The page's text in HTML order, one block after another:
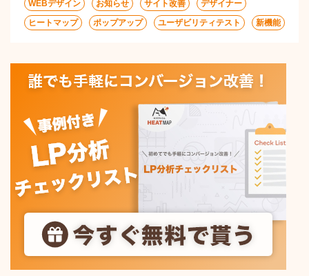
WEBデザイン
お知らせ サイト改善
デザイナー
ヒートマップ
ポップアップ ユーザビリティテスト 新機能